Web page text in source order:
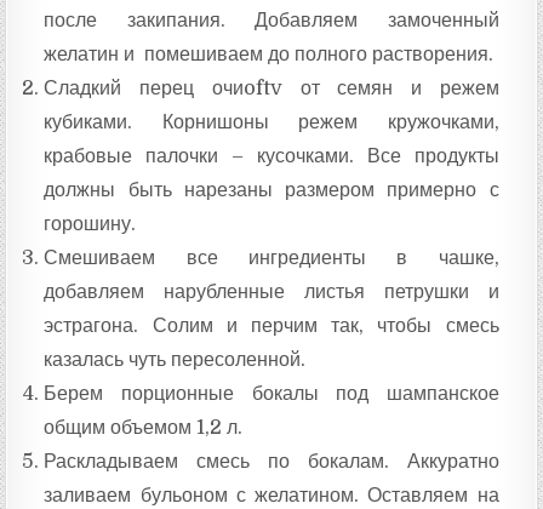
после закипания. Добавляем замоченный
желатин и помешиваем до полного растворения.
Сладкий перец очиoftv от семян и режем
кубиками. Корнишоны режем кружочками,
крабовые палочки – кусочками. Все продукты
должны быть нарезаны размером примерно с
горошину.
Смешиваем все ингредиенты в чашке,
добавляем нарубленные листья петрушки и
эстрагона. Солим и перчим так, чтобы смесь
казалась чуть пересоленной.
Берем порционные бокалы под шампанское
общим объемом 1,2 л.
Раскладываем смесь по бокалам. Аккуратно
заливаем бульоном с желатином. Оставляем на